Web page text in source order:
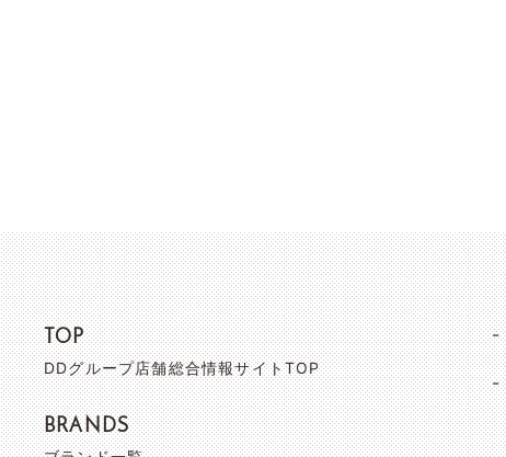
TOP
DDグループ店舗総合情報サイトTOP
BRANDS